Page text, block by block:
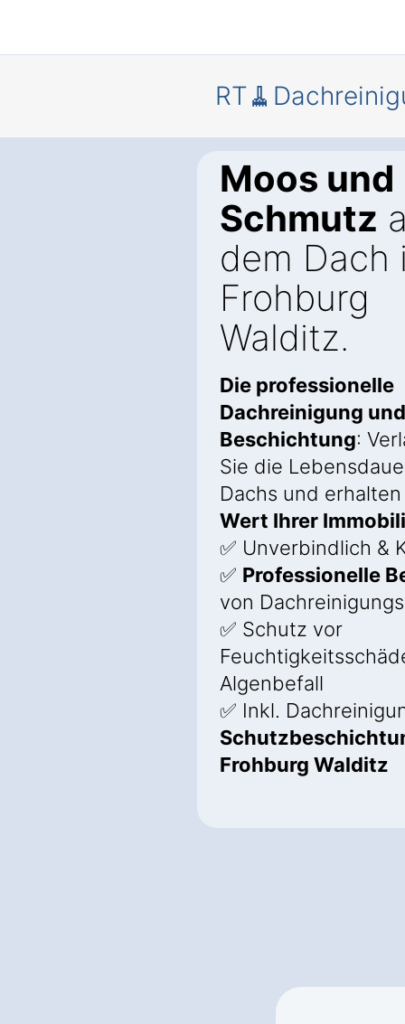
Moos und
Schmutz
dem Dach
Frohburg
Walditz.
Die professionelle
Dachreinigung und
Beschichtung:
Sie die
Dachs und
Wert Ihrer
✅ Unverbindlich &
✅ Professionelle
von
✅ Schutz vor
Algenbefall
✅ Inkl.
Frohburg Walditz